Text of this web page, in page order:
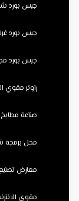
جبس بورد
جبس بورد غرف
جبس بورد
راوتر مقوي
صناعة
محل برمجة
معارض
مقوي